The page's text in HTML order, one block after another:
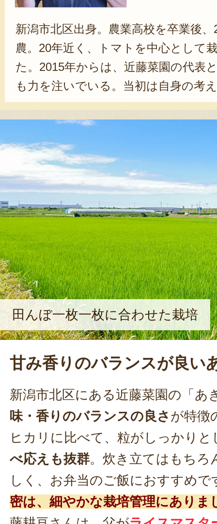
新潟市北区出身。農業高校を卒業後
農。20年近く、トマトを中心として
た。2015年からは、近藤菜園の代表
も力を注いでいる。当初は自身の考
苦手だったという近藤さん。「異な
業者との関わりをきっかけに、お客
さらに盛り上げるために取り組みた
に共有できるようになれた」と教え
追求した農作物」を安定して提供で
となって挑戦している。
田んぼ一枚一枚に合わせた栽培
甘み香りのバランスが良い
新潟市北区にある近藤菜園の「あ
味・香りのバランスの良さ が特徴
ヒカリに比べて、粒がしっかり
べ応えも抜群。炊き立てはもちろ
しく、お弁当のご飯におすすめで
密は、細やかな栽培管理にありま